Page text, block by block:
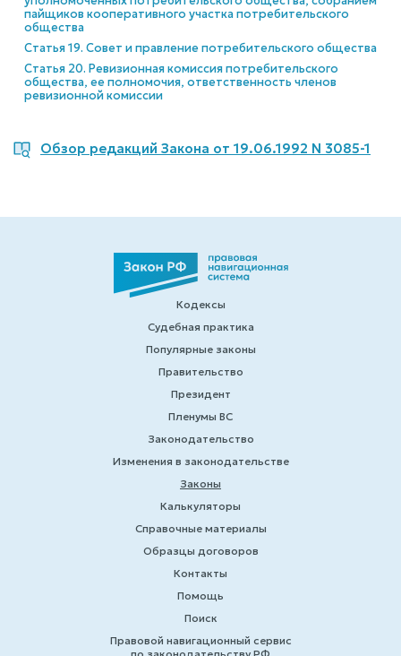
пайщиков кооперативного участка потребительского
общества
Статья 19. Совет и правление потребительского общества
Статья 20. Ревизионная комиссия потребительского
общества, ее полномочия, ответственность членов
ревизионной комиссии
Обзор редакций Закона от 19.06.1992 N 3085-1
Кодексы
Судебная практика
Популярные законы
Правительство
Президент
Пленумы ВС
Законодательство
Изменения в законодательстве
Законы
Калькуляторы
Справочные материалы
Образцы договоров
Контакты
Помощь
Поиск
Правовой навигационный сервис